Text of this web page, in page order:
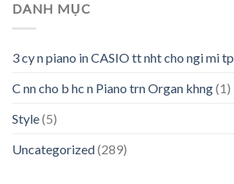
DANH MỤC
3 cy n piano in CASIO tt nht cho ngi mi tp
C nn cho b hc n Piano trn Organ khng(1)
Style(5)
Uncategorized(289)